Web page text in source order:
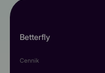
Betterfly
Cennik